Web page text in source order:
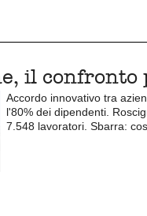
il confronto
Accordo innovativo tra
l'80% dei dipendenti.
7.548 lavoratori. Sbarra: